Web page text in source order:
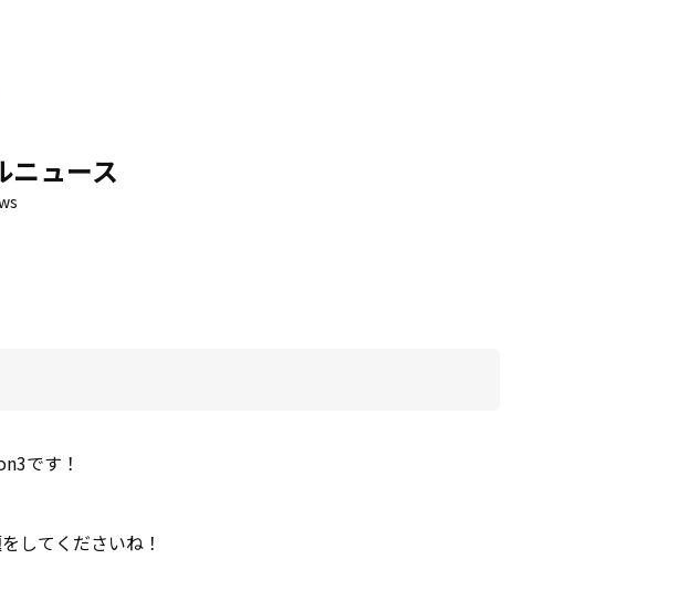
ニュース
です！
してくださいね！